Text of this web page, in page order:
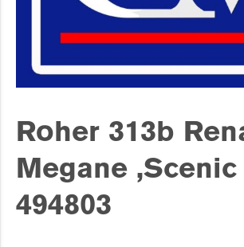
Roher 313b
Megane ,Scenic
494803